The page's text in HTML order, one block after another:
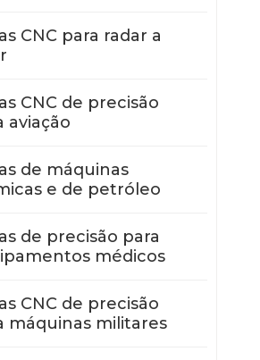
CNC para radar a
CNC de precisão
aviação
de máquinas
e de petróleo
de precisão para
médicos
CNC de precisão
máquinas militares